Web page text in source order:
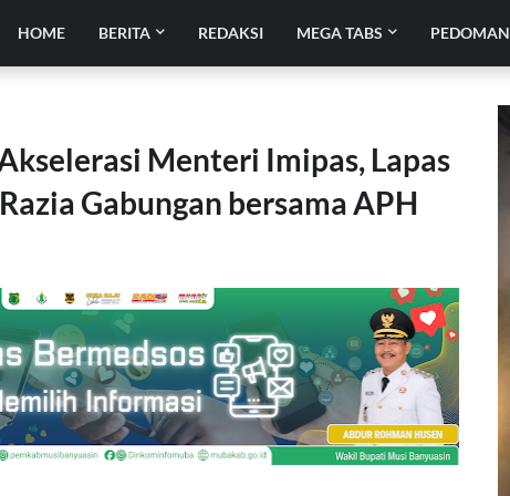
HOME BERITA REDAKSI MEGA TABS PEDOMAN
Menteri Imipas, Lapas
Gabungan bersama APH